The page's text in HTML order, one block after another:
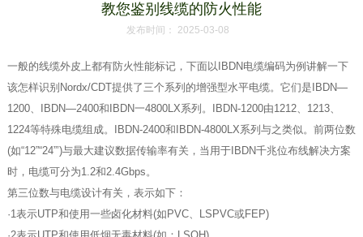
教您鉴别线缆的防火性能
发布时间： 2025-03-08
一般的线缆外皮上都有防火性能标记，下面以IBDN电缆编码为例讲解一下
该怎样识别Nordx/CDT提供了三个系列的增强型水平电缆。它们是IBDN—
1200、IBDN—2400和IBDN一4800LX系列。IBDN-1200由1212、1213、
1224等特殊电缆组成。IBDN-2400和IBDN-4800LX系列与之类似。前两位数
(如“12”“24”’)与最大建议数据传输率有关，当用于IBDN千兆位布线解决方案
时，电缆可分为1.2和2.4Gbps。
第三位数与电缆设计有关，表示如下：
·1表示UTP和使用一些卤化材料(如PVC、LSPVC或FEP)